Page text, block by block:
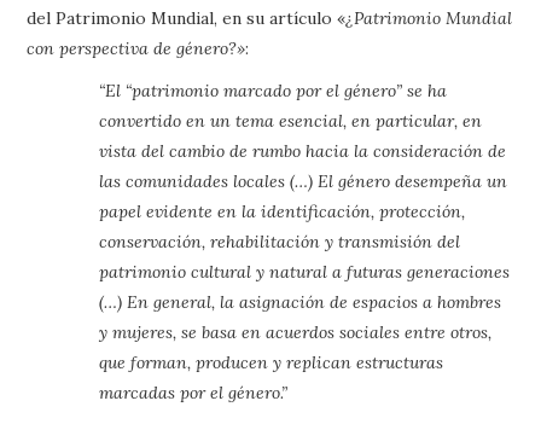
del Patrimonio Mundial, en su artículo «¿Patrimonio Mundial
con perspectiva de género?»:
“El “patrimonio marcado por el género” se ha
convertido en un tema esencial, en particular, en
vista del cambio de rumbo hacia la consideración de
las comunidades locales (…) El género desempeña un
papel evidente en la identificación, protección,
conservación, rehabilitación y transmisión del
patrimonio cultural y natural a futuras generaciones
(…) En general, la asignación de espacios a hombres
y mujeres, se basa en acuerdos sociales entre otros,
que forman, producen y replican estructuras
marcadas por el género.”